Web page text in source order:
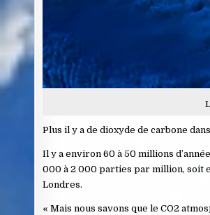
Plus il y a de dioxyde de carbone
Il y a environ 60 à 50 millions
000 à 2 000 parties par million, soit
Londres.
« Mais nous savons que le CO2